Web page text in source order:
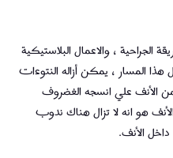
الجراحية ، والاعمال البلاستيكية
المسار ، يمكن أزاله النتوءات
الأنف علي انسجه الغضروف
هو انه لا تزال هناك ندوب
داخل الأنف.